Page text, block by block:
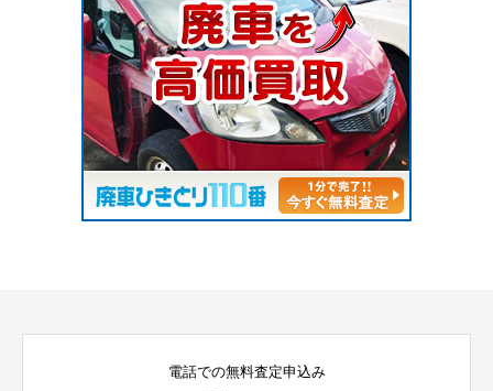
電話での無料査定申込み